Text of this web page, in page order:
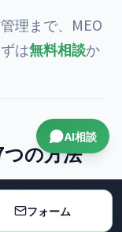
理まで、MEO
は無料相談か
の方法
頼する（満足
フォーム
AI相談